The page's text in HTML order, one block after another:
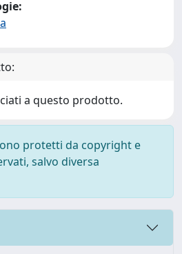
a questo prodotto.
protetti da copyright e
salvo diversa